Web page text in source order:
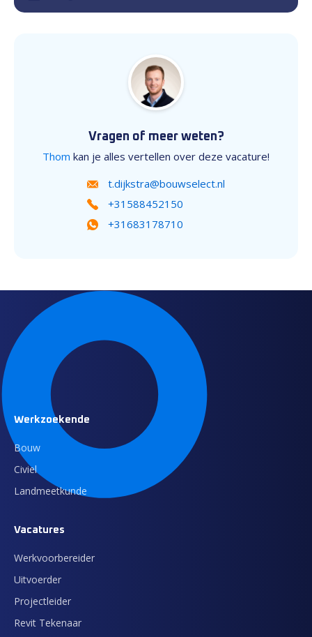
Vragen of meer weten?
Thom kan je alles vertellen over deze vacature!
t.dijkstra@bouwselect.nl
+31588452150
+31683178710
Werkzoekende
Bouw
Civiel
Landmeetkunde
Vacatures
Werkvoorbereider
Uitvoerder
Projectleider
Revit Tekenaar